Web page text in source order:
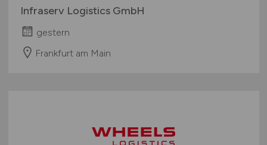
Infraserv Logistics GmbH
gestern
Frankfurt am Main